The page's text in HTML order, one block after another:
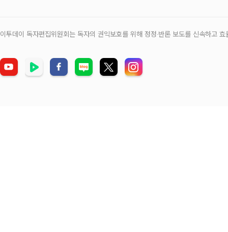
이투데이 독자편집위원회는 독자의 권익보호를 위해 정정‧반론 보도를 신속하고